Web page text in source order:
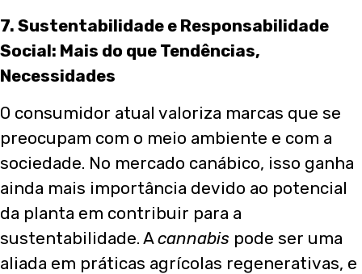
7. Sustentabilidade e Responsabilidade
Social: Mais do que Tendências,
Necessidades
O consumidor atual valoriza marcas que se
preocupam com o meio ambiente e com a
sociedade. No mercado canábico, isso ganha
ainda mais importância devido ao potencial
da planta em contribuir para a
sustentabilidade. Acannabis pode ser uma
aliada em práticas agrícolas regenerativas, e